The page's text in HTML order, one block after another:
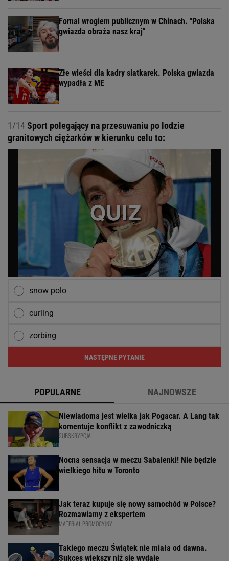
Fornal wrogiem publicznym w Chinach. "Polska
gwiazda obraża nasz kraj"
Złe wieści dla kadry siatkarek. Polska gwiazda
wypadła z ME
1/14Sport polegający na przesuwaniu po lodzie
granitowych ciężarków w kierunku celu to:
snow polo
curling
zorbing
NASTĘPNE PYTANIE
POPULARNE NAJNOWSZE
Niewiadoma jest wielka jak Pogacar. A Lang tak
komentuje konflikt z zawodniczką
SUBSKRYPCJA
Nocna sensacja w meczu Sabalenki! Nie będzie
wielkiego hitu w Toronto
Jak teraz kupuje się nowy samochód w Polsce?
Rozmawiamy z ekspertem
MATERIAŁ PROMOCYJNY
Takiego meczu Świątek nie miała od dawna.
Sukces większy niż się wydaje